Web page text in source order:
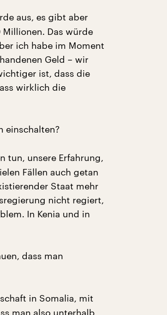
aus, es gibt aber
Das würde
ich habe im Moment
Geld – wir
ist, dass die
wirklich die
einschalten?
tun, unsere Erfahrung,
Fällen auch getan
Staat mehr
nicht regiert,
In Kenia und in
dass man
in Somalia, mit
man also unterhalb